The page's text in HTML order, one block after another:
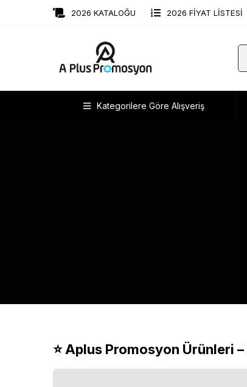
2026 KATALOĞU 2026 FİYAT LİSTESİ
Kategorilere Göre Alışveriş
⭐ Aplus Promosyon Ürünleri –